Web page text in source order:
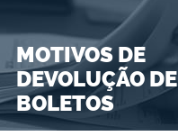
MOTIVOS DE
DEVOLUÇÃO DE
BOLETOS